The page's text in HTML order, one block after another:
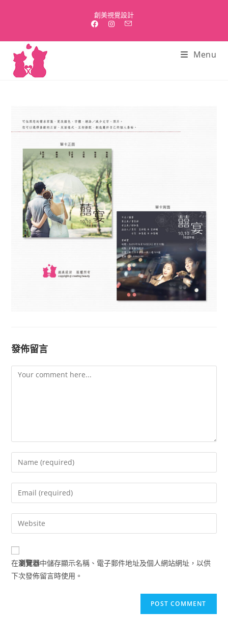
創美視覺設計
Menu
發佈留言
Comment
Enter
your
name
comment
Enter
your
email
address
comment
Enter
your
website
URL
(optional)
在瀏覽器中儲存顯示名稱、電子郵件地址及個人網站網址，以供
下次發佈留言時使用。